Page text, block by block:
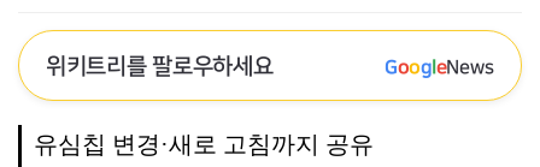
위키트리를 팔로우하세요 GoogleNews
유심칩 변경·새로 고침까지 공유